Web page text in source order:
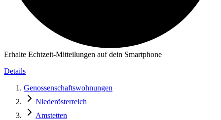
Erhalte Echtzeit-Mitteilungen auf dein Smartphone
Details
Genossenschaftswohnungen
Niederösterreich
Amstetten